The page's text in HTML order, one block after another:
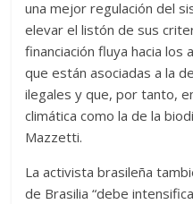
una mejor regulación del
elevar el listón de sus
financiación fluya hacia
que están asociadas a la
ilegales y que, por tanto,
climática como la de la
Mazzetti.
La activista brasileña
de Brasilia “debe